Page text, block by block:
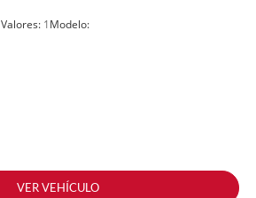
Valores: 1Modelo:
VER VEHÍCULO